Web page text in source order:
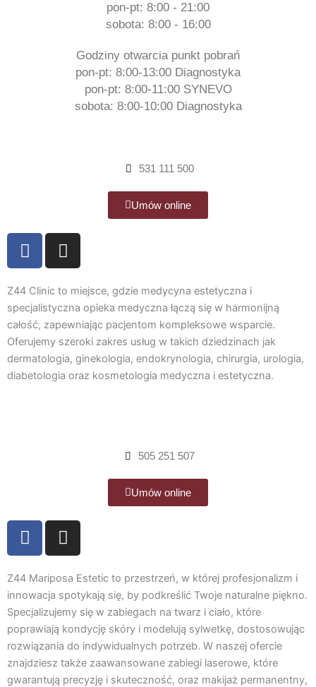
pon-pt: 8:00 - 21:00
sobota: 8:00 - 16:00
Godziny otwarcia punkt pobrań
pon-pt: 8:00-13:00 Diagnostyka
pon-pt: 8:00-11:00 SYNEVO
sobota: 8:00-10:00 Diagnostyka
531 111 500
Umów online
F
a
e
b
o
o
k
I
n
t
a
g
r
a
m
Z44 Clinic to miejsce, gdzie medycyna estetyczna i
specjalistyczna opieka medyczna łączą się w harmonijną
całość, zapewniając pacjentom kompleksowe wsparcie.
Oferujemy szeroki zakres usług w takich dziedzinach jak
dermatologia, ginekologia, endokrynologia, chirurgia, urologia,
diabetologia oraz kosmetologia medyczna i estetyczna.
505 251 507
Umów online
F
a
e
b
o
o
k
I
n
t
a
g
r
a
m
Z44 Mariposa Estetic to przestrzeń, w której profesjonalizm i
innowacja spotykają się, by podkreślić Twoje naturalne piękno.
Specjalizujemy się w zabiegach na twarz i ciało, które
poprawiają kondycję skóry i modelują sylwetkę, dostosowując
rozwiązania do indywidualnych potrzeb. W naszej ofercie
znajdziesz także zaawansowane zabiegi laserowe, które
gwarantują precyzję i skuteczność, oraz makijaż permanentny,